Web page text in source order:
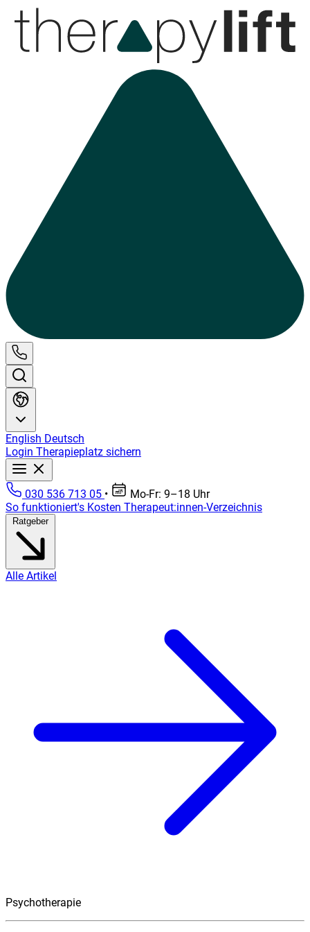
English Deutsch
Login Therapieplatz sichern
030 536 713 05 •
Mo-Fr: 9–18 Uhr
So funktioniert's Kosten Therapeut:innen-Verzeichnis
Ratgeber
Alle Artikel
Psychotherapie